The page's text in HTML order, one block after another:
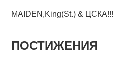
MAIDEN,King(St.) & ЦСКА!!!
ПОСТИЖЕНИЯ